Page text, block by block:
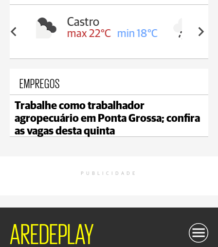
18°C
Carambeí
max 21°C min 18°C
EMPREGOS
Trabalhe como trabalhador
agropecuário em Ponta Grossa; confira
as vagas desta quinta
PUBLICIDADE
AREDEPLAY